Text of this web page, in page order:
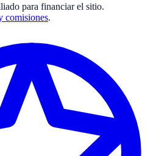
para financiar el sitio.
comisiones.